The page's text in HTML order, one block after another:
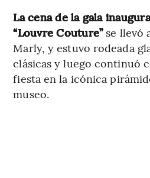
La cena de la gala
“Louvre Couture”se llevó
Marly, y estuvo rodeada
clásicas y luego continuó
fiesta en la icónica
museo.